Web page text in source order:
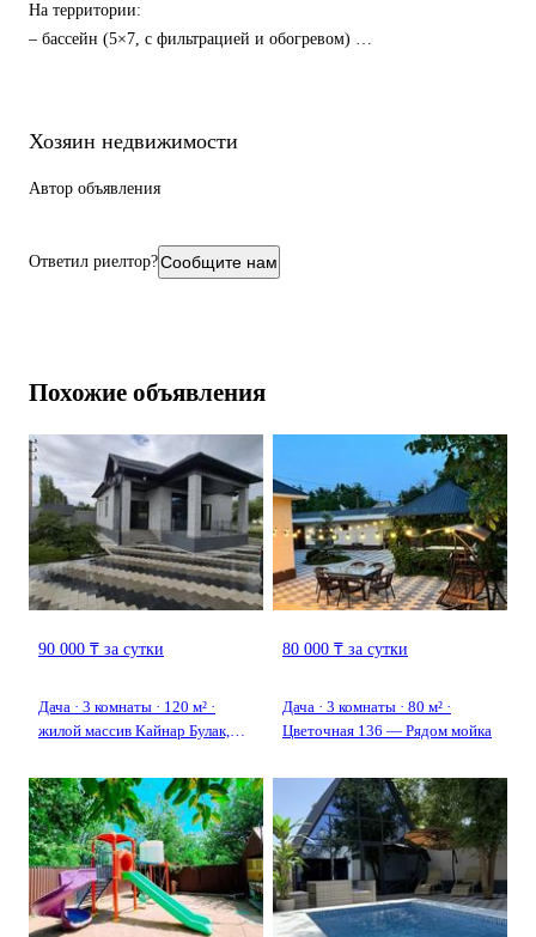
На территории:
– бассейн (5×7, с фильтрацией и обогревом)
Дом предоставляется в чистом состоянии, проводится уборка
перед заездом.
– выезд до 12:00
Хозяин недвижимости
Автор объявления
Ответил риелтор?Сообщите нам
Похожие объявления
90 000 ₸ за сутки
Дача · 3 комнаты · 120 м² ·
жилой массив Кайнар Булак,
80 000 ₸ за сутки
Дача · 3 комнаты · 80 м² ·
Цветочная 136 — Рядом мойка